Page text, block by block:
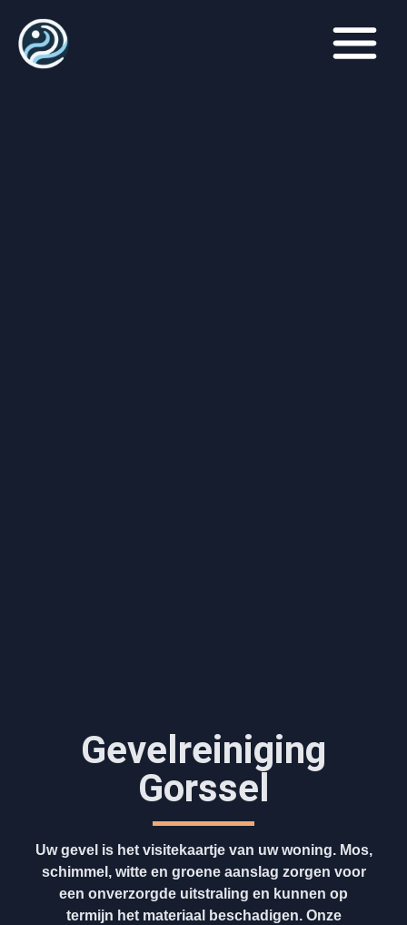
Gevelreiniging
Gorssel
Uw gevel is het visitekaartje van uw woning. Mos,
schimmel, witte en groene aanslag zorgen voor
een onverzorgde uitstraling en kunnen op
termijn het materiaal beschadigen. Onze